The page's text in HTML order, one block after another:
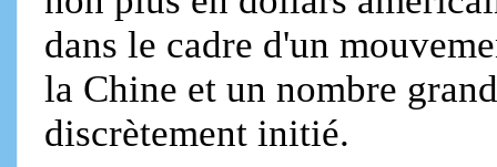
dans le cadre d'un
la Chine et un nombre
discrètement initié.